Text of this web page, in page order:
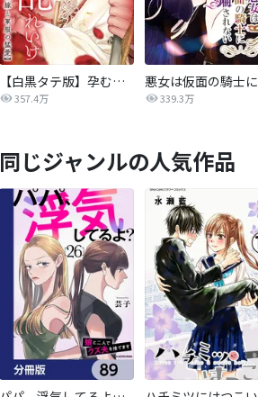
【白黒タテ版】孕むまで乱れいけ～身代わり花嫁と軍服の猛愛
357.4万 339.3万
同じジャンルの人気作品